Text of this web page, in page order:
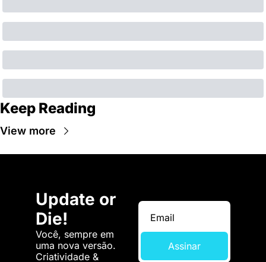
Keep Reading
View more
Update or
Die!
Você, sempre em
uma nova versão.
Criatividade &
Assinar